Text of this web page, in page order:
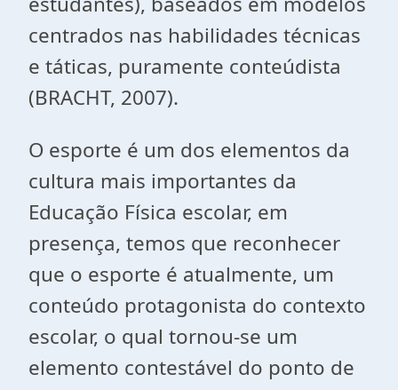
centrados nas habilidades técnicas
e táticas, puramente conteúdista
(BRACHT, 2007).
O esporte é um dos elementos da
cultura mais importantes da
Educação Física escolar, em
presença, temos que reconhecer
que o esporte é atualmente, um
conteúdo protagonista do contexto
escolar, o qual tornou-se um
elemento contestável do ponto de